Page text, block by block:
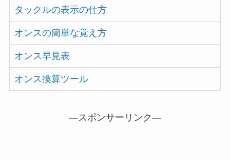
タックルの表示の仕方
オンスの簡単な覚え方
オンス早見表
オンス換算ツール
—スポンサーリンク—